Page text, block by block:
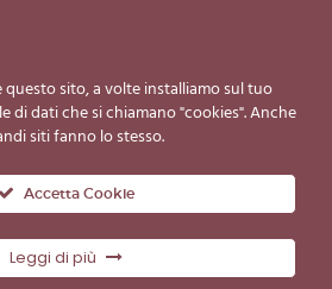
Gelato d'Essai 2019
sito, a volte installiamo sul tuo
di dati che si chiamano "cookies". Anche
siti fanno lo stesso.
Accetta Cookie
Leggi di più